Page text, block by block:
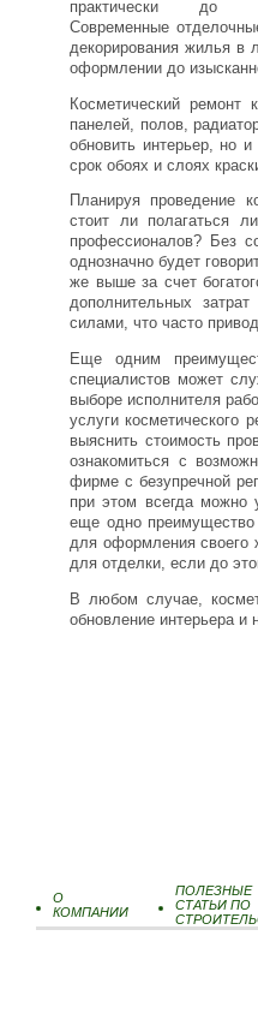
практически до
Современные
декорирования жилья в
оформлении до
Косметический ремонт
панелей, полов,
обновить интерьер, но
срок обоях и слоях
Планируя проведение
стоит ли полагаться
профессионалов? Без
однозначно будет
же выше за счет
дополнительных
силами, что часто
Еще одним
специалистов может
выборе исполнителя
услуги косметического
выяснить стоимость
ознакомиться с
фирме с безупречной
при этом всегда можно
еще одно преимущество
для оформления своего
для отделки, если до
В любом случае,
обновление интерьера и
О
КОМПАНИИ
ПОЛЕЗНЫЕ
СТАТЬИ ПО